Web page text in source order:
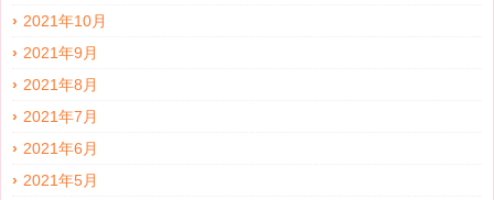
2021年10月
2021年9月
2021年8月
2021年7月
2021年6月
2021年5月